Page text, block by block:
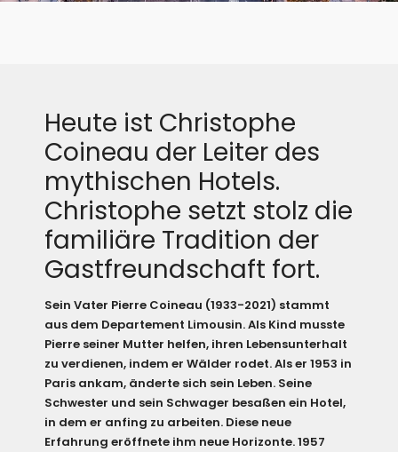
Heute ist Christophe
Coineau der Leiter des
mythischen Hotels.
Christophe setzt stolz die
familiäre Tradition der
Gastfreundschaft fort.
Sein Vater Pierre Coineau (1933-2021) stammt
aus dem Departement Limousin. Als Kind musste
Pierre seiner Mutter helfen, ihren Lebensunterhalt
zu verdienen, indem er Wälder rodet. Als er 1953 in
Paris ankam, änderte sich sein Leben. Seine
Schwester und sein Schwager besaßen ein Hotel,
in dem er anfing zu arbeiten. Diese neue
Erfahrung eröffnete ihm neue Horizonte. 1957